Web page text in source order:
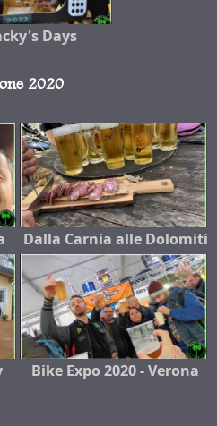
Days
2020
Dalla Carnia alle Dolomiti
Bike Expo 2020 - Verona